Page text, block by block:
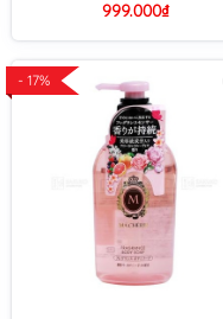
999.000₫
- 17%